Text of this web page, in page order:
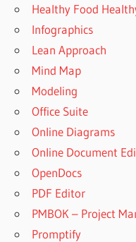
Healthy Food
Infographics
Lean Approach
Mind Map
Modeling
Office Suite
Online Diagrams
Online Document
OpenDocs
PDF Editor
PMBOK – Project
Promptify